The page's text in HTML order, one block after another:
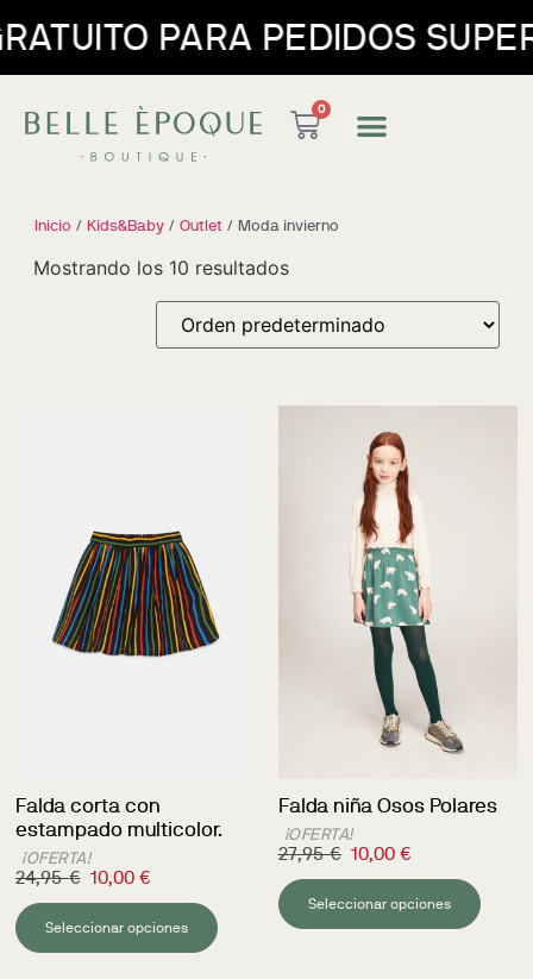
PARA PEDIDOS
0
Inicio / Kids&Baby / Outlet / Moda invierno
Mostrando los 10 resultados
¡OFERTA!
Falda corta con
estampado multicolor.
24,95€ 10,00 €
Seleccionar opciones
¡OFERTA!
Falda niña Osos Polares
27,95€ 10,00 €
Seleccionar opciones